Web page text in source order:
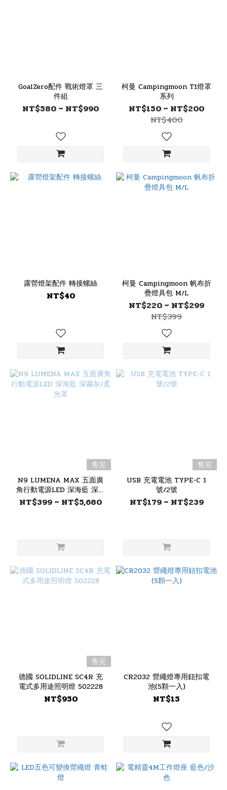
GoalZero配件 戰術燈罩 三
件組
NT$580 ~ NT$990
柯曼 Campingmoon T1燈罩
系列
NT$150 ~ NT$200
NT$400
露營燈架配件 轉接螺絲
NT$40
柯曼 Campingmoon 帆布折
疊燈具包 M/L
NT$220 ~ NT$299
NT$399
售完
N9 LUMENA MAX 五面廣
角行動電源LED 深海藍 深霧
灰/柔光罩
NT$399 ~ NT$5,680
售完
USB 充電電池 TYPE-C 1
號/2號
NT$179 ~ NT$239
售完
德國 SOLIDLINE SC4R 充
電式多用途照明燈 502228
NT$950
CR2032 營繩燈專用鈕扣電
池(5顆一入)
NT$15